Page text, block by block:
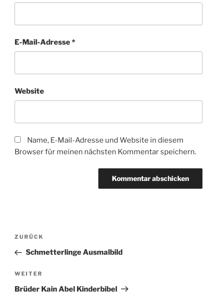
E-Mail-Adresse*
Website
Name, E-Mail-Adresse und Website in diesem
Browser für meinen nächsten Kommentar speichern.
Beitragsnavigation
Vorheriger
Beitrag
ZURÜCK
Schmetterlinge Ausmalbild
Nächster
Beitrag
WEITER
Brüder Kain Abel Kinderbibel